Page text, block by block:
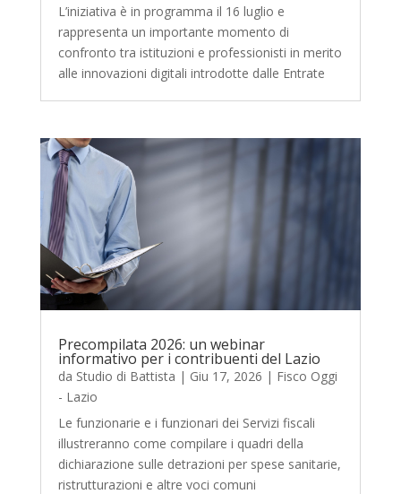
L’iniziativa è in programma il 16 luglio e
rappresenta un importante momento di
confronto tra istituzioni e professionisti in merito
alle innovazioni digitali introdotte dalle Entrate
Precompilata 2026: un webinar
informativo per i contribuenti del Lazio
da Studio di Battista | Giu 17, 2026 | Fisco Oggi
- Lazio
Le funzionarie e i funzionari dei Servizi fiscali
illustreranno come compilare i quadri della
dichiarazione sulle detrazioni per spese sanitarie,
ristrutturazioni e altre voci comuni